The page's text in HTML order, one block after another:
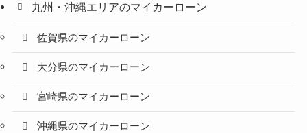
九州・沖縄エリアのマイカーローン
佐賀県のマイカーローン
大分県のマイカーローン
宮崎県のマイカーローン
沖縄県のマイカーローン